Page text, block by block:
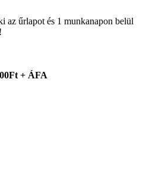
az űrlapot és 1 munkanapon belül
+ ÁFA